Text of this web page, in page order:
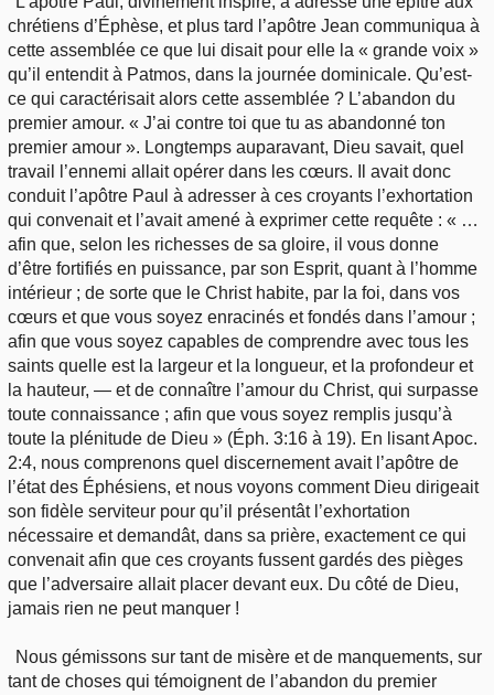
chrétiens d’Éphèse, et plus tard l’apôtre Jean communiqua à
cette assemblée ce que lui disait pour elle la « grande voix »
qu’il entendit à Patmos, dans la journée dominicale. Qu’est-
ce qui caractérisait alors cette assemblée ? L’abandon du
premier amour. « J’ai contre toi que tu as abandonné ton
premier amour ». Longtemps auparavant, Dieu savait, quel
travail l’ennemi allait opérer dans les cœurs. Il avait donc
conduit l’apôtre Paul à adresser à ces croyants l’exhortation
qui convenait et l’avait amené à exprimer cette requête : « …
afin que, selon les richesses de sa gloire, il vous donne
d’être fortifiés en puissance, par son Esprit, quant à l’homme
intérieur ; de sorte que le Christ habite, par la foi, dans vos
cœurs et que vous soyez enracinés et fondés dans l’amour ;
afin que vous soyez capables de comprendre avec tous les
saints quelle est la largeur et la longueur, et la profondeur et
la hauteur, — et de connaître l’amour du Christ, qui surpasse
toute connaissance ; afin que vous soyez remplis jusqu’à
toute la plénitude de Dieu » (Éph. 3:16 à 19). En lisant Apoc.
2:4, nous comprenons quel discernement avait l’apôtre de
l’état des Éphésiens, et nous voyons comment Dieu dirigeait
son fidèle serviteur pour qu’il présentât l’exhortation
nécessaire et demandât, dans sa prière, exactement ce qui
convenait afin que ces croyants fussent gardés des pièges
que l’adversaire allait placer devant eux. Du côté de Dieu,
jamais rien ne peut manquer !
Nous gémissons sur tant de misère et de manquements, sur
tant de choses qui témoignent de l’abandon du premier